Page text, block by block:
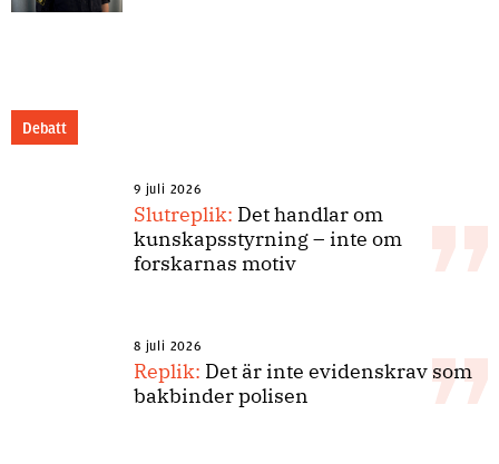
Debatt
9 juli 2026
Slutreplik: Det handlar om
kunskapsstyrning – inte om
forskarnas motiv
8 juli 2026
Replik: Det är inte evidenskrav som
bakbinder polisen